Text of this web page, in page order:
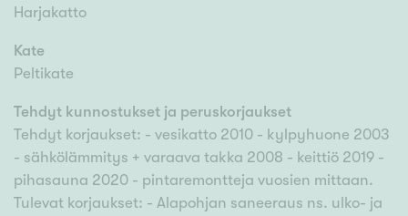
Harjakatto
Kate
Peltikate
Tehdyt kunnostukset ja peruskorjaukset
Tehdyt korjaukset: - vesikatto 2010 - kylpyhuone 2003
- sähkölämmitys + varaava takka 2008 - keittiö 2019 -
pihasauna 2020 - pintaremontteja vuosien mittaan.
Tulevat korjaukset: - Alapohjan saneeraus ns. ulko- ja